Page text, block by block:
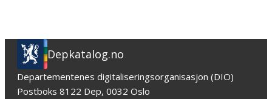
Depkatalog.no
Departementenes digitaliseringsorganisasjon (DIO)
Postboks 8122 Dep, 0032 Oslo